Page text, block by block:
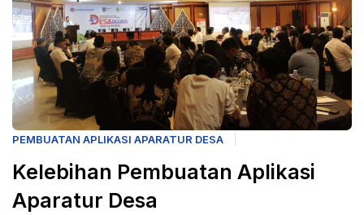
PEMBUATAN APLIKASI APARATUR DESA
Kelebihan Pembuatan Aplikasi
Aparatur Desa